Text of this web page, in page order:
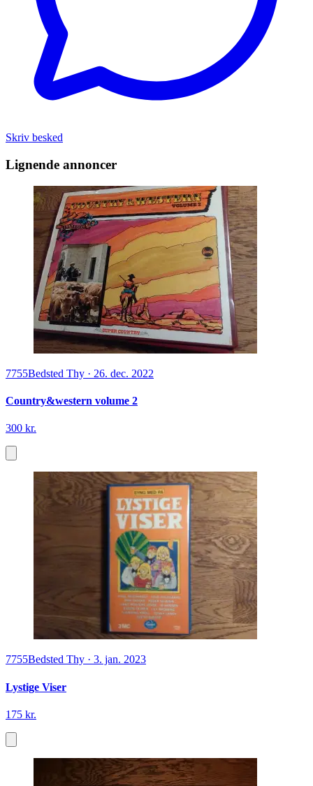
Skriv besked
Lignende annoncer
7755Bedsted Thy · 26. dec. 2022
Country&western volume 2
300 kr.
7755Bedsted Thy · 3. jan. 2023
Lystige Viser
175 kr.